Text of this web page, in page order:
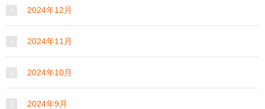
2024年12月
2024年11月
2024年10月
2024年9月